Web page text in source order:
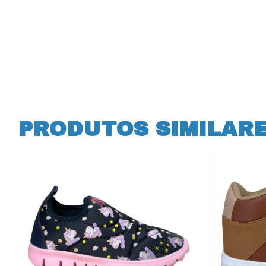
PRODUTOS